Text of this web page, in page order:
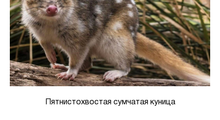
Пятнистохвостая сумчатая куница